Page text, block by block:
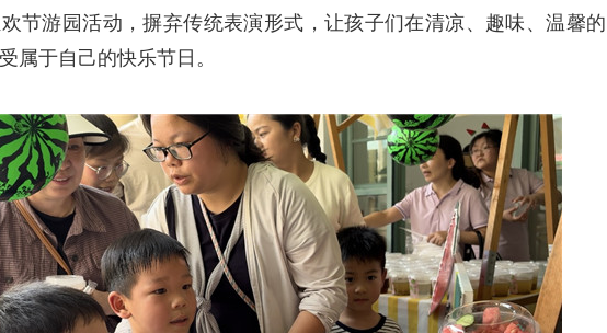
节游园活动，摒弃传统表演形式，让孩子们在清凉、趣味、温馨的
属于自己的快乐节日。